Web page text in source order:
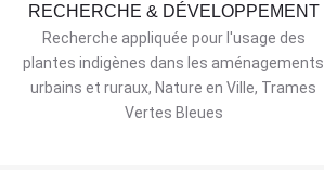
RECHERCHE & DÉVELOPPEMENT
Recherche appliquée pour l'usage des
plantes indigènes dans les aménagements
urbains et ruraux, Nature en Ville, Trames
Vertes Bleues